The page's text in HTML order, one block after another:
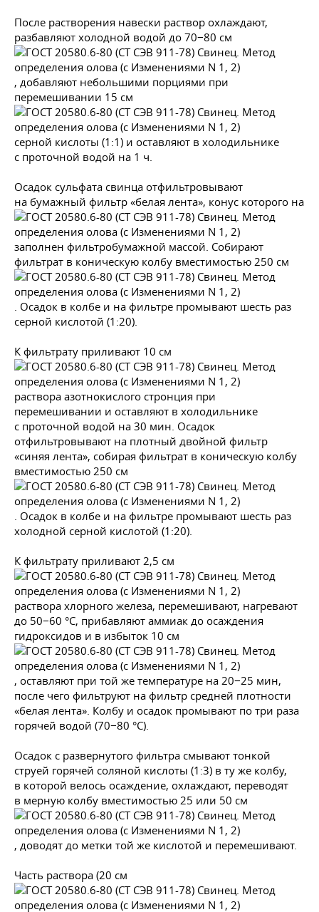
После растворения навески раствор охлаждают,
разбавляют холодной водой до 70−80 см
, добавляют небольшими порциями при
перемешивании 15 см
серной кислоты (1:1) и оставляют в холодильнике
с проточной водой на 1 ч.
Осадок сульфата свинца отфильтровывают
на бумажный фильтр «белая лента», конус которого на
заполнен фильтробумажной массой. Собирают
фильтрат в коническую колбу вместимостью 250 см
. Осадок в колбе и на фильтре промывают шесть раз
серной кислотой (1:20).
К фильтрату приливают 10 см
раствора азотнокислого стронция при
перемешивании и оставляют в холодильнике
с проточной водой на 30 мин. Осадок
отфильтровывают на плотный двойной фильтр
«синяя лента», собирая фильтрат в коническую колбу
вместимостью 250 см
. Осадок в колбе и на фильтре промывают шесть раз
холодной серной кислотой (1:20).
К фильтрату приливают 2,5 см
раствора хлорного железа, перемешивают, нагревают
до 50−60 °С, прибавляют аммиак до осаждения
гидроксидов и в избыток 10 см
, оставляют при той же температуре на 20−25 мин,
после чего фильтруют на фильтр средней плотности
«белая лента». Колбу и осадок промывают по три раза
горячей водой (70−80 °C).
Осадок с развернутого фильтра смывают тонкой
струей горячей соляной кислоты (1:3) в ту же колбу,
в которой велось осаждение, охлаждают, переводят
в мерную колбу вместимостью 25 или 50 см
, доводят до метки той же кислотой и перемешивают.
Часть раствора (20 см